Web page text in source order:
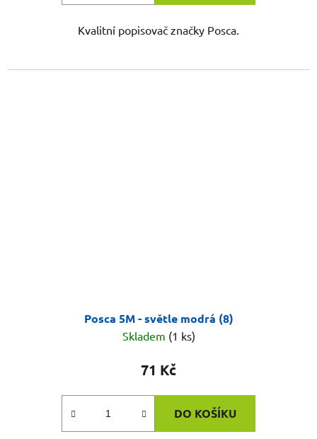
Kvalitní popisovač značky Posca.
Posca 5M - světle modrá (8)
Skladem (1 ks)
71 Kč
DO KOŠÍKU